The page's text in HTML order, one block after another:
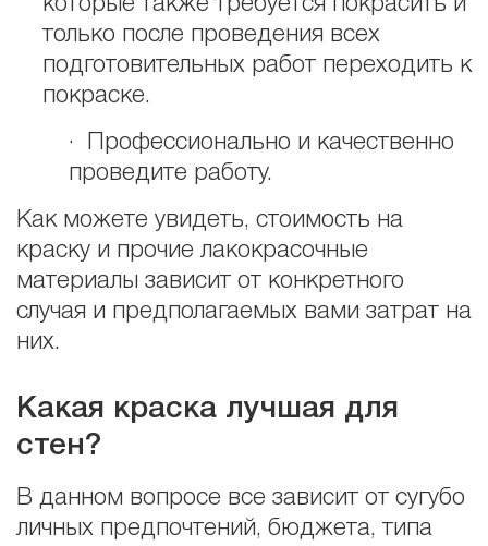
только после проведения всех
подготовительных работ переходить к
покраске.
· Профессионально и качественно
проведите работу.
Как можете увидеть, стоимость на
краску и прочие лакокрасочные
материалы зависит от конкретного
случая и предполагаемых вами затрат на
них.
Какая краска лучшая для
стен?
В данном вопросе все зависит от сугубо
личных предпочтений, бюджета, типа